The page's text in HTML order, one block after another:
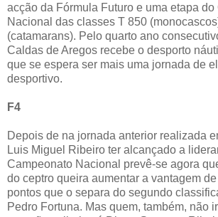
acção da Fórmula Futuro e uma etapa
Nacional das classes T 850
(catamarans). Pelo quarto ano
Caldas de Aregos recebe o desporto
que se espera ser mais uma jornada de
desportivo.
F4
Depois de na jornada anterior realizada
Luis Miguel Ribeiro ter alcançado a
Campeonato Nacional prevê-se agora
do ceptro queira aumentar a vantagem
pontos que o separa do segundo
Pedro Fortuna. Mas quem, também, não